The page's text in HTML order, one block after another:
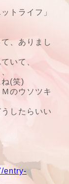
トライフ」
、ありまし
いて、
(笑)
のウソツキ
したらいい
entry-